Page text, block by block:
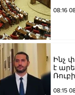
08:16
Ինչ
է
08:15